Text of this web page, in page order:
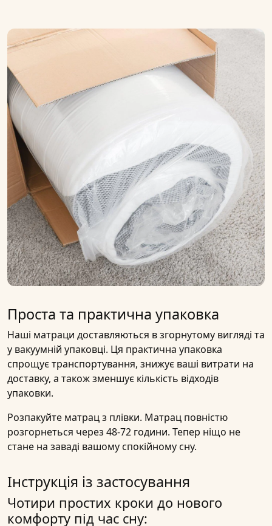
Проста та практична упаковка
Наші матраци доставляються в згорнутому вигляді та
у вакуумній упаковці. Ця практична упаковка
спрощує транспортування, знижує ваші витрати на
доставку, а також зменшує кількість відходів
упаковки.
Розпакуйте матрац з плівки. Матрац повністю
розгорнеться через 48-72 години. Тепер ніщо не
стане на заваді вашому спокійному сну.
Інструкція із застосування
Чотири простих кроки до нового
комфорту під час сну: